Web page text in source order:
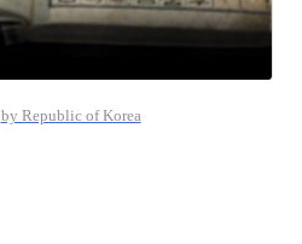
by Republic of Korea